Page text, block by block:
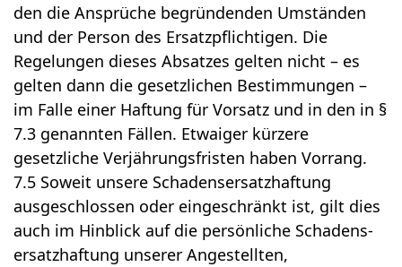
den die Ansprüche begründenden Umständen
und der Person des Ersatzpflichtigen. Die
Regelungen dieses Absatzes gelten nicht – es
gelten dann die gesetzlichen Bestimmungen –
im Falle einer Haftung für Vorsatz und in den in §
7.3 genannten Fällen. Etwaiger kürzere
gesetzliche Verjährungsfristen haben Vorrang.
7.5 Soweit unsere Schadensersatzhaftung
ausgeschlossen oder eingeschränkt ist, gilt dies
auch im Hinblick auf die persönliche Schadens-
ersatzhaftung unserer Angestellten,